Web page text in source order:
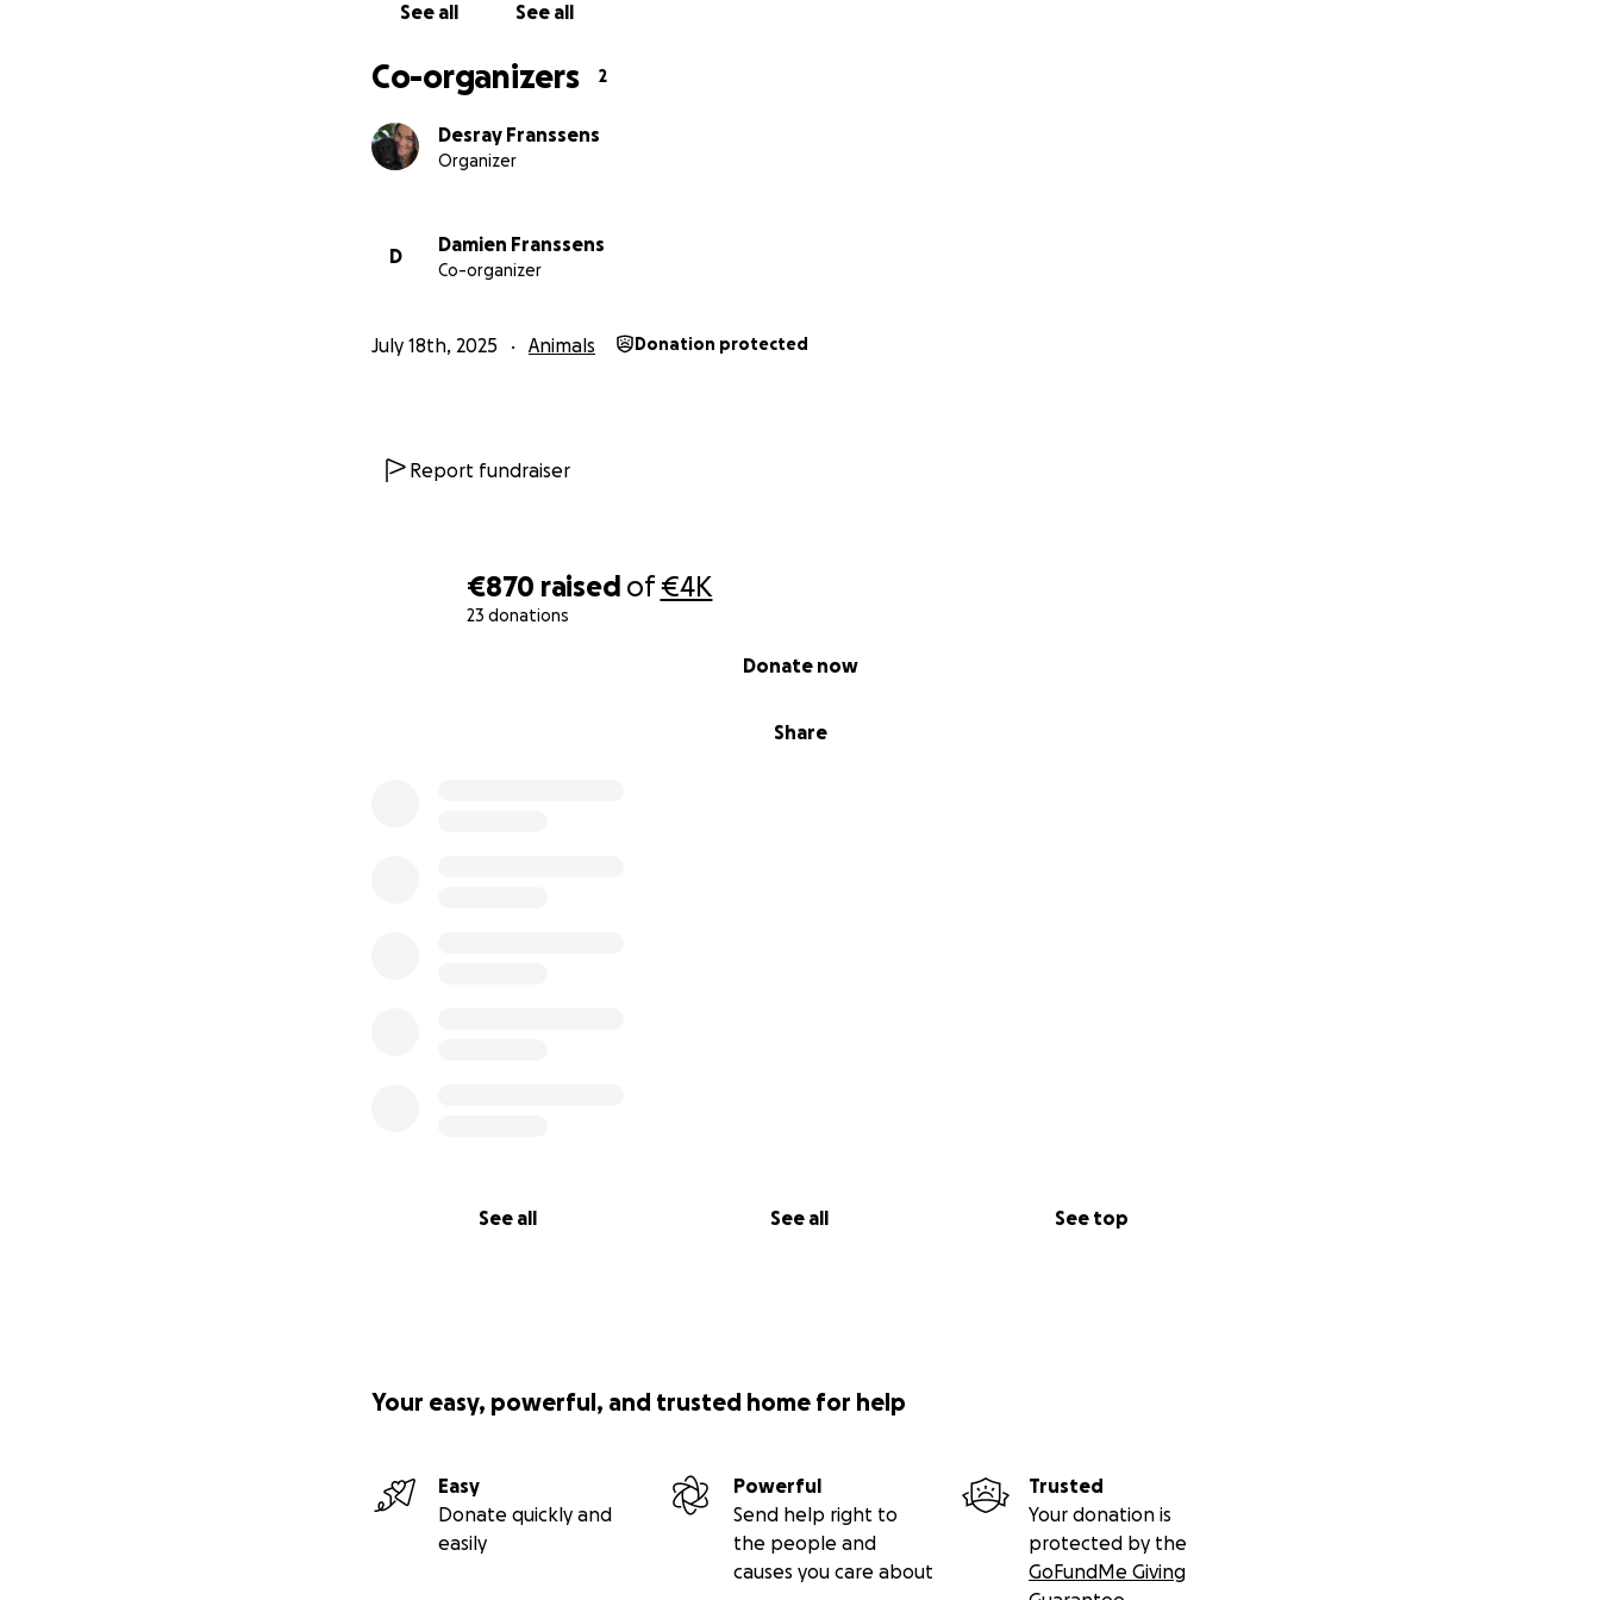
€870 raised of€4K
23 donations
Share
Donate now
See all See all See top
See all See all
Co-organizers 2
Desray Franssens
Organizer
D
Damien Franssens
Co-organizer
July 18th, 2025 Animals Donation protected
Report fundraiser
Your easy, powerful, and trusted home for help
Easy
Donate quickly and
easily
Powerful
Send help right to
the people and
causes you care about
Trusted
Your donation is
protected by the
GoFundMe Giving